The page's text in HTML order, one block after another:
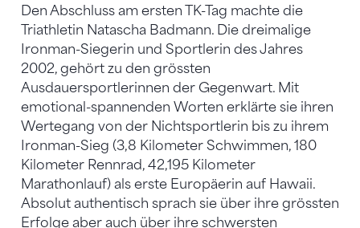
Den Abschluss am ersten TK-Tag machte die
Triathletin Natascha Badmann. Die dreimalige
Ironman-Siegerin und Sportlerin des Jahres
2002, gehört zu den grössten
Ausdauersportlerinnen der Gegenwart. Mit
emotional-spannenden Worten erklärte sie ihren
Wertegang von der Nichtsportlerin bis zu ihrem
Ironman-Sieg (3,8 Kilometer Schwimmen, 180
Kilometer Rennrad, 42,195 Kilometer
Marathonlauf) als erste Europäerin auf Hawaii.
Absolut authentisch sprach sie über ihre grössten
Erfolge aber auch über ihre schwersten